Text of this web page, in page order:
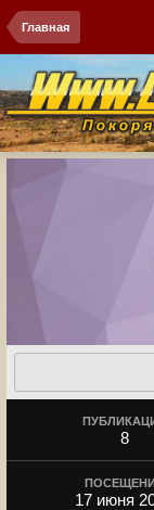
Главная
8
17 июня